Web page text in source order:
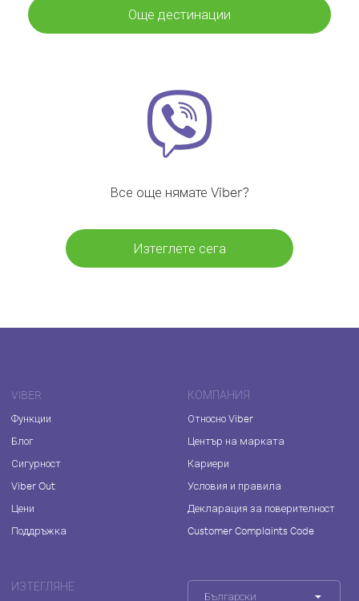
Още дестинации
Все още нямате Viber?
Изтеглете сега
VIBER
Функции
Блог
Сигурност
Viber Out
Цени
Поддръжка
КОМПАНИЯ
Относно Viber
Център на марката
Кариери
Условия и правила
Декларация за поверителност
Customer Complaints Code
ИЗТЕГЛЯНЕ
Български